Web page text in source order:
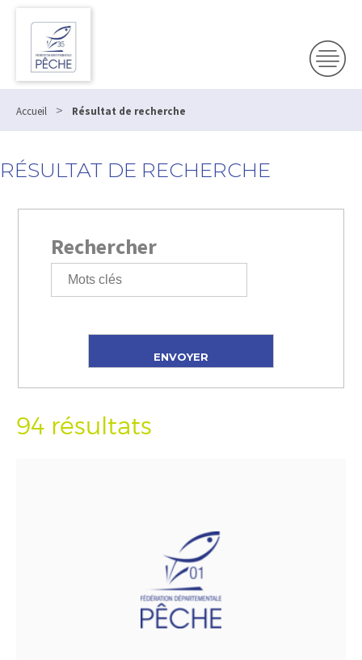
Accueil > Résultat de recherche
RÉSULTAT DE RECHERCHE
Rechercher
94 résultats